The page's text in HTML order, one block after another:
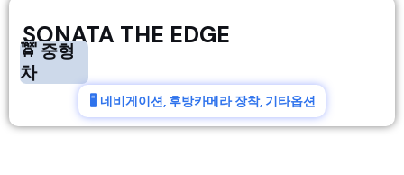
SONATA THE EDGE
🚖 중형
차
🖥️ 네비게이션, 후방카메라 장착, 기타옵션